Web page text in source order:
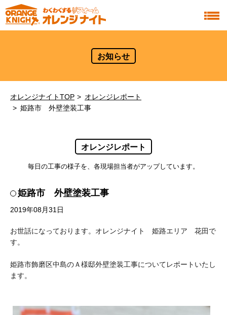
お知らせ
オレンジナイトTOP
オレンジレポート
姫路市 外壁塗装工事
オレンジレポート
毎日の工事の様子を、各現場担当者がアップしています。
姫路市 外壁塗装工事
2019年08月31日
お世話になっております。オレンジナイト 姫路エリア 花田で
す。
姫路市飾磨区中島のＡ様邸外壁塗装工事についてレポートいたし
ます。